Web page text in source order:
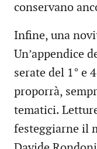
conservano
Infine, una
Un’appendice
serate del 1° e
proporrà,
tematici.
festeggiarne il